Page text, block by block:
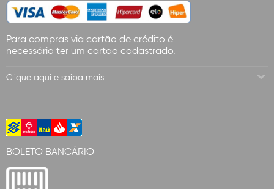
Para compras via cartão de crédito é
necessário ter um cartão cadastrado.
Clique aqui e saiba mais.
BOLETO BANCÁRIO